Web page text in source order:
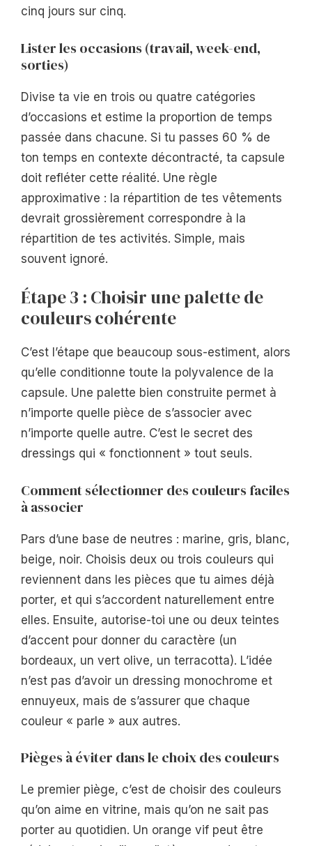
cinq jours sur cinq.
Lister les occasions (travail, week-end,
sorties)
Divise ta vie en trois ou quatre catégories
d’occasions et estime la proportion de temps
passée dans chacune. Si tu passes 60 % de
ton temps en contexte décontracté, ta capsule
doit refléter cette réalité. Une règle
approximative : la répartition de tes vêtements
devrait grossièrement correspondre à la
répartition de tes activités. Simple, mais
souvent ignoré.
Étape 3 : Choisir une palette de
couleurs cohérente
C’est l’étape que beaucoup sous-estiment, alors
qu’elle conditionne toute la polyvalence de la
capsule. Une palette bien construite permet à
n’importe quelle pièce de s’associer avec
n’importe quelle autre. C’est le secret des
dressings qui « fonctionnent » tout seuls.
Comment sélectionner des couleurs faciles
à associer
Pars d’une base de neutres : marine, gris, blanc,
beige, noir. Choisis deux ou trois couleurs qui
reviennent dans les pièces que tu aimes déjà
porter, et qui s’accordent naturellement entre
elles. Ensuite, autorise-toi une ou deux teintes
d’accent pour donner du caractère (un
bordeaux, un vert olive, un terracotta). L’idée
n’est pas d’avoir un dressing monochrome et
ennuyeux, mais de s’assurer que chaque
couleur « parle » aux autres.
Pièges à éviter dans le choix des couleurs
Le premier piège, c’est de choisir des couleurs
qu’on aime en vitrine, mais qu’on ne sait pas
porter au quotidien. Un orange vif peut être